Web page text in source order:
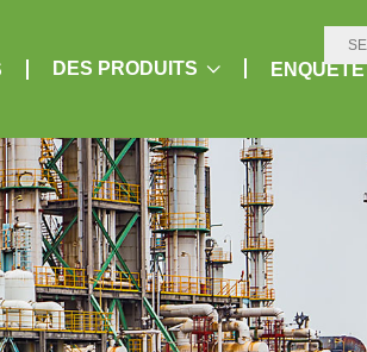
DES PRODUITS ENQUÊTE